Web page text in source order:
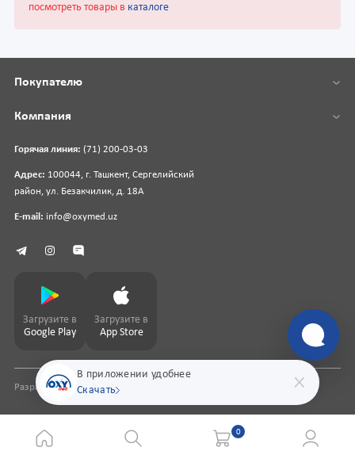
посмотреть товары в каталоге
В приложении удобнее
Скачать
Горячая линия: (71) 200-03-03
Адрес: 100044, г. Ташкент, Сергелийский
район, ул. Безакчилик, д. 18А
E-mail: info@oxymed.uz
Покупателю
Компания
Загрузите в
Google Play
Загрузите в
App Store
Разработка сайтаpharmit.uz
0